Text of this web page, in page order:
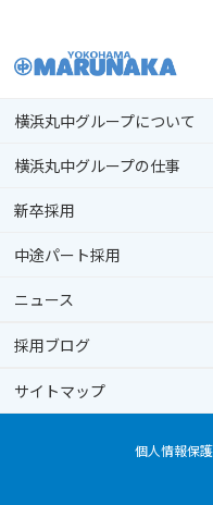
横浜丸中グループについて
横浜丸中グループの仕事
新卒採用
中途パート採用
ニュース
採用ブログ
サイトマップ
個人情報保